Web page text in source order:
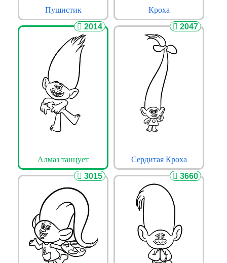
Пушистик Кроха
2014
Алмаз танцует
2047
Сердитая Кроха
3015 3660